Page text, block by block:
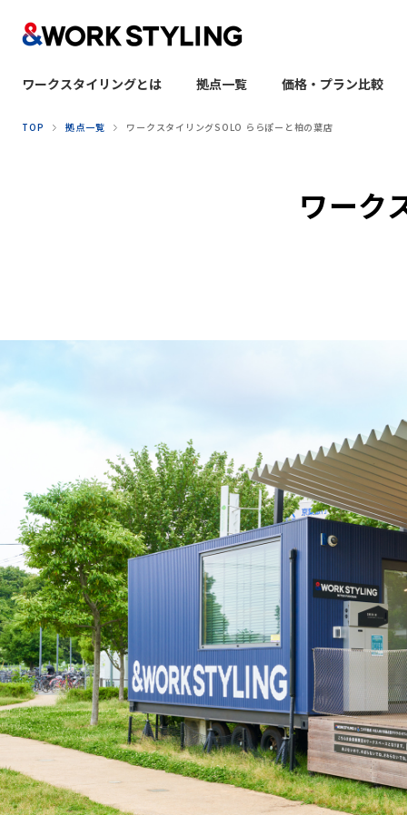
本文へ移動
ワークスタイリングとは 拠点一覧 価格・プラン比較
TOP 拠点一覧 ワークスタイリングSOLO ららぽーと柏の葉店
ワーク